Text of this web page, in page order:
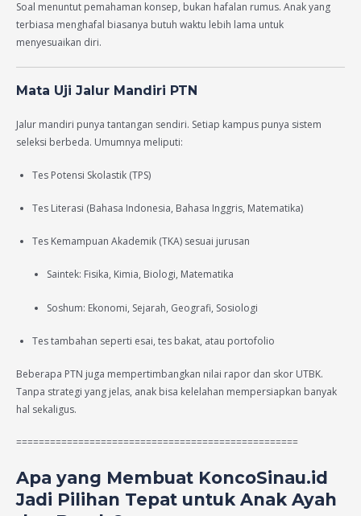
Soal menuntut pemahaman konsep, bukan hafalan rumus. Anak yang
terbiasa menghafal biasanya butuh waktu lebih lama untuk
menyesuaikan diri.
Mata Uji Jalur Mandiri PTN
Jalur mandiri punya tantangan sendiri. Setiap kampus punya sistem
seleksi berbeda. Umumnya meliputi:
Tes Potensi Skolastik (TPS)
Tes Literasi (Bahasa Indonesia, Bahasa Inggris, Matematika)
Tes Kemampuan Akademik (TKA) sesuai jurusan
Saintek: Fisika, Kimia, Biologi, Matematika
Soshum: Ekonomi, Sejarah, Geografi, Sosiologi
Tes tambahan seperti esai, tes bakat, atau portofolio
Beberapa PTN juga mempertimbangkan nilai rapor dan skor UTBK.
Tanpa strategi yang jelas, anak bisa kelelahan mempersiapkan banyak
hal sekaligus.
==================================================
Apa yang Membuat KoncoSinau.id
Jadi Pilihan Tepat untuk Anak Ayah